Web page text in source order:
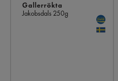
Gallerrökta
Jakobsdals 250g